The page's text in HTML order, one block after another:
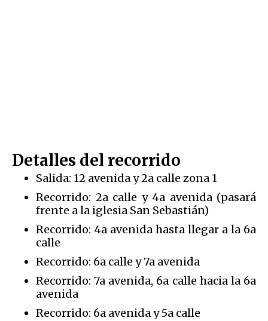
Detalles del recorrido
Salida: 12 avenida y 2a calle zona 1
Recorrido: 2a calle y 4a avenida (pasará
frente a la iglesia San Sebastián)
Recorrido: 4a avenida hasta llegar a la 6a
calle
Recorrido: 6a calle y 7a avenida
Recorrido: 7a avenida, 6a calle hacia la 6a
avenida
Recorrido: 6a avenida y 5a calle